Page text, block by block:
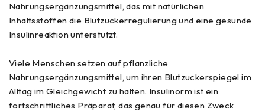
Nahrungsergänzungsmittel, das mit natürlichen
Inhaltsstoffen die Blutzuckerregulierung und eine gesunde
Insulinreaktion unterstützt.
Viele Menschen setzen auf pflanzliche
Nahrungsergänzungsmittel, um ihren Blutzuckerspiegel im
Alltag im Gleichgewicht zu halten. Insulinorm ist ein
fortschrittliches Präparat, das genau für diesen Zweck